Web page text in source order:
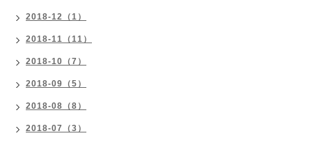
2018-12（1）
2018-11（11）
2018-10（7）
2018-09（5）
2018-08（8）
2018-07（3）